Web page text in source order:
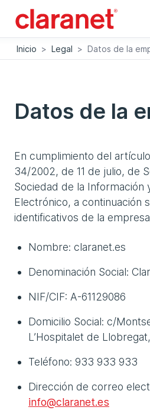
Inicio > Legal > Datos de la
Datos de la
En cumplimiento del
34/2002, de 11 de julio, de
Sociedad de la Información
Electrónico, a continuación
identificativos de la
Nombre: claranet.es
Denominación Social:
NIF/CIF: A-61129086
Domicilio Social: c/
L’Hospitalet de
Teléfono: 933 933 933
Dirección de correo
info@claranet.es